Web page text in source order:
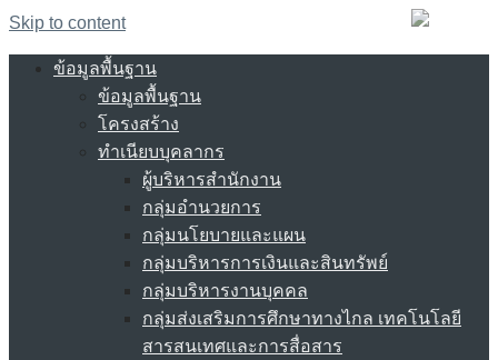
Skip to content
ข้อมูลพื้นฐาน
ข้อมูลพื้นฐาน
โครงสร้าง
ทำเนียบบุคลากร
ผู้บริหารสำนักงาน
กลุ่มอำนวยการ
กลุ่มนโยบายและแผน
กลุ่มบริหารการเงินและสินทรัพย์
กลุ่มบริหารงานบุคคล
กลุ่มส่งเสริมการศึกษาทางไกล เทคโนโลยี
สารสนเทศและการสื่อสาร